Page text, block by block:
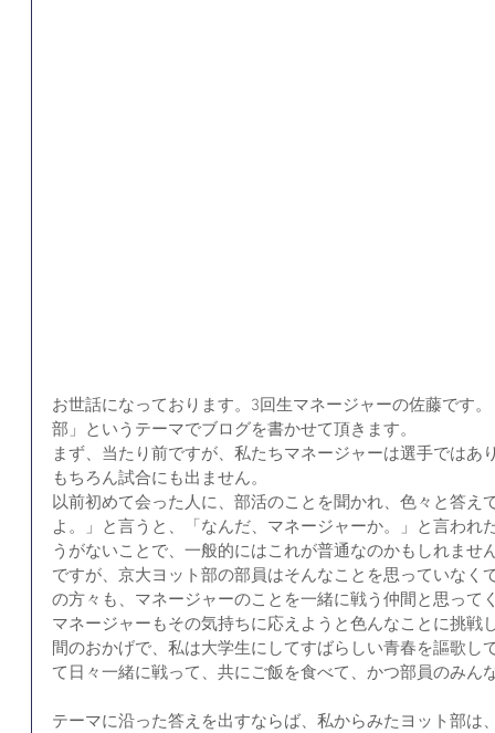
お世話になっております。3回生マネージャーの佐藤です
部」というテーマでブログを書かせて頂きます。
まず、当たり前ですが、私たちマネージャーは選手ではあ
もちろん試合にも出ません。
以前初めて会った人に、部活のことを聞かれ、色々と答え
よ。」と言うと、「なんだ、マネージャーか。」と言われ
うがないことで、一般的にはこれが普通なのかもしれませ
ですが、京大ヨット部の部員はそんなことを思っていなく
の方々も、マネージャーのことを一緒に戦う仲間と思って
マネージャーもその気持ちに応えようと色んなことに挑戦
間のおかげで、私は大学生にしてすばらしい青春を謳歌し
て日々一緒に戦って、共にご飯を食べて、かつ部員のみん
テーマに沿った答えを出すならば、私からみたヨット部は